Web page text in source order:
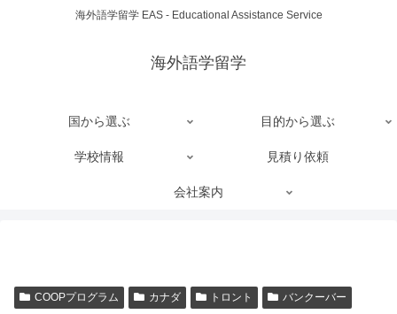
海外語学留学 EAS - Educational Assistance Service
海外語学留学
国から選ぶ 目的から選ぶ
学校情報 見積り依頼
会社案内
COOPプログラム カナダ トロント バンクーバー